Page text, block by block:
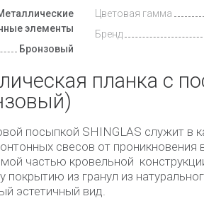
элементы
Бронзовый
Цветовая гамма
Бренд
планка с
посыпкой SHINGLAS служит в
свесов от проникновения
частью кровельной
из гранул из
эстетичный вид.